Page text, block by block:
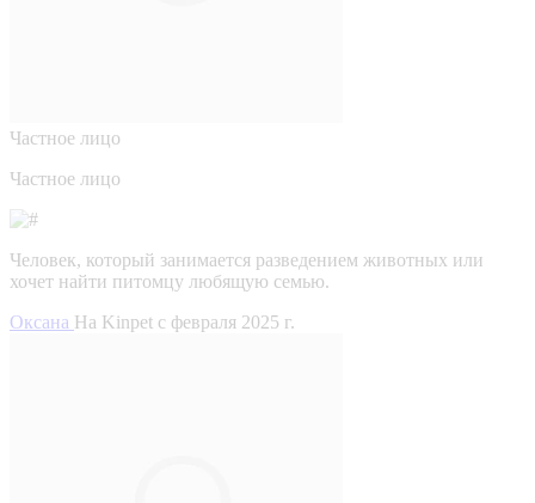
Частное лицо
Частное лицо
Человек, который занимается разведением животных или
хочет найти питомцу любящую семью.
Оксана На Kinpet c февраля 2025 г.